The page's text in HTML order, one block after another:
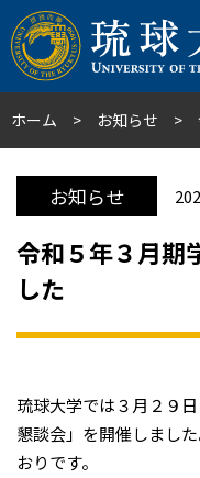
ホーム お知らせ
お知らせ
令和５年３月期
した
琉球大学では３月２９
懇談会」を開催しまし
おりです。